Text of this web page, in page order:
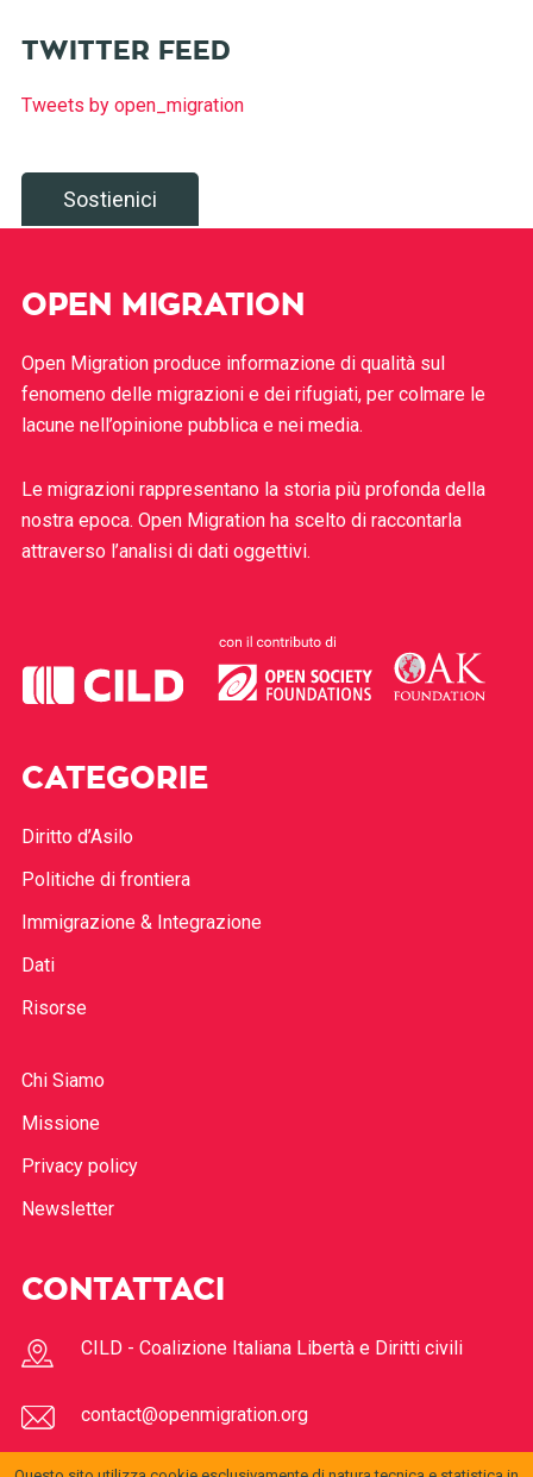
TWITTER FEED
Tweets by open_migration
Sostienici
OPEN MIGRATION
Open Migration produce informazione di qualità sul
fenomeno delle migrazioni e dei rifugiati, per colmare le
lacune nell’opinione pubblica e nei media.
Le migrazioni rappresentano la storia più profonda della
nostra epoca. Open Migration ha scelto di raccontarla
attraverso l’analisi di dati oggettivi.
CATEGORIE
Diritto d’Asilo
Politiche di frontiera
Immigrazione & Integrazione
Dati
Risorse
Chi Siamo
Missione
Privacy policy
Newsletter
CONTATTACI
CILD - Coalizione Italiana Libertà e Diritti civili
contact@openmigration.org